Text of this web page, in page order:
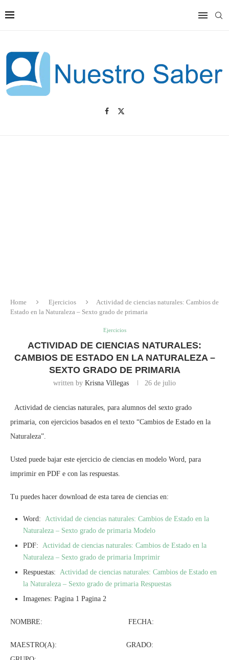
Home Ejercicios
Actividad de ciencias naturales: Cambios de
Estado en la Naturaleza – Sexto grado de primaria
Ejercicios
ACTIVIDAD DE CIENCIAS NATURALES:
CAMBIOS DE ESTADO EN LA NATURALEZA –
SEXTO GRADO DE PRIMARIA
written by Krisna Villegas 26 de julio
Actividad de ciencias naturales, para alumnos del sexto grado
primaria, con ejercicios basados en el texto “Cambios de Estado en la
Naturaleza”.
Usted puede bajar este ejercicio de ciencias en modelo Word, para
imprimir en PDF e con las respuestas.
Tu puedes hacer download de esta tarea de ciencias en:
Word: Actividad de ciencias naturales: Cambios de Estado en la
Naturaleza – Sexto grado de primaria Modelo
PDF: Actividad de ciencias naturales: Cambios de Estado en la
Naturaleza – Sexto grado de primaria Imprimir
Respuestas: Actividad de ciencias naturales: Cambios de Estado en
la Naturaleza – Sexto grado de primaria Respuestas
Imagenes: Pagina 1 Pagina 2
NOMBRE: FECHA:
MAESTRO(A): GRADO: